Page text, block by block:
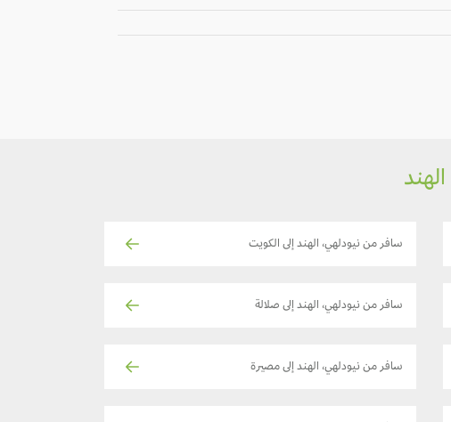
سافر من نيودلهي، الهند إلى الكويت
سافر من نيودلهي، الهند إلى صلالة
سافر من نيودلهي، الهند إلى مصيرة